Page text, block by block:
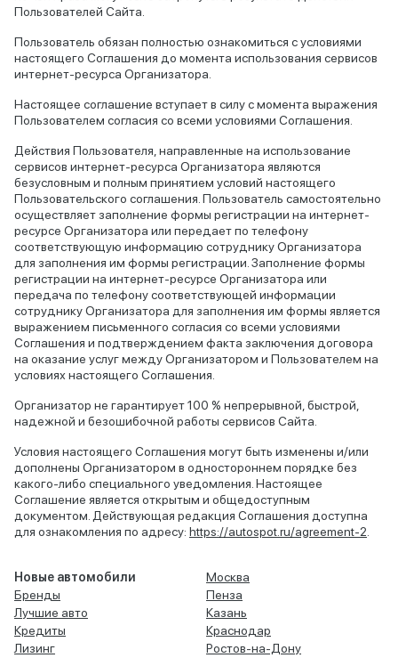
Пользователей Сайта.
Пользователь обязан полностью ознакомиться с условиями
настоящего Соглашения до момента использования сервисов
интернет-ресурса Организатора.
Настоящее соглашение вступает в силу с момента выражения
Пользователем согласия со всеми условиями Соглашения.
Действия Пользователя, направленные на использование
сервисов интернет-ресурса Организатора являются
безусловным и полным принятием условий настоящего
Пользовательского соглашения. Пользователь самостоятельно
осуществляет заполнение формы регистрации на интернет-
ресурсе Организатора или передает по телефону
соответствующую информацию сотруднику Организатора
для заполнения им формы регистрации. Заполнение формы
регистрации на интернет-ресурсе Организатора или
передача по телефону соответствующей информации
сотруднику Организатора для заполнения им формы является
выражением письменного согласия со всеми условиями
Соглашения и подтверждением факта заключения договора
на оказание услуг между Организатором и Пользователем на
условиях настоящего Соглашения.
Организатор не гарантирует 100 % непрерывной, быстрой,
надежной и безошибочной работы сервисов Сайта.
Условия настоящего Соглашения могут быть изменены и/или
дополнены Организатором в одностороннем порядке без
какого-либо специального уведомления. Настоящее
Соглашение является открытым и общедоступным
документом. Действующая редакция Соглашения доступна
для ознакомления по адресу: https://autospot.ru/agreement-2
Новые автомобили
Бренды
Лучшие авто
Кредиты
Лизинг
Москва
Пенза
Казань
Краснодар
Ростов-на-Дону